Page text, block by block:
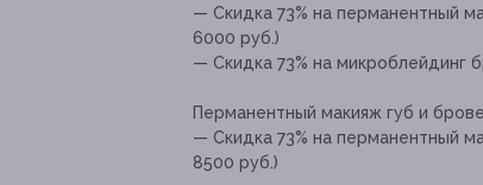
— Скидка 73% на перманентный
6000 руб.)
— Скидка 73% на микроблейдинг
Перманентный макияж губ и
— Скидка 73% на перманентный
8500 руб.)